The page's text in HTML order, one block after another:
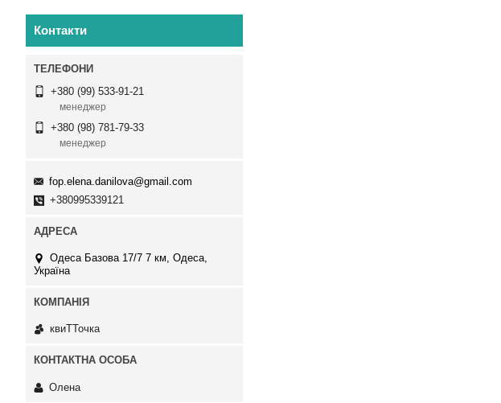
Контакти
+380 (99) 533-91-21
менеджер
+380 (98) 781-79-33
менеджер
fop.elena.danilova@gmail.com
+380995339121
Одеса Базова 17/7 7 км, Одеса,
Україна
квиТТочка
Олена